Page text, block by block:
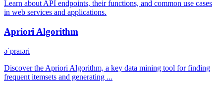
Learn about API endpoints, their functions, and common use cases
in web services and applications.
Apriori Algorithm
əˈpraɪəri
Discover the Apriori Algorithm, a key data mining tool for finding
frequent itemsets and generating ...